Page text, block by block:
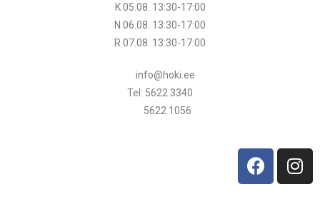
K 05.08. 13:30-17:00
N 06.08. 13:30-17:00
R 07.08. 13:30-17:00
info@hoki.ee
Tel: 5622 3340
5622 1056